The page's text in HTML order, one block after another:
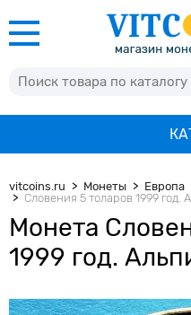
vitcoins.ru Монеты Европа
Словения 5 толаров 1999 год.
Монета
1999 год.